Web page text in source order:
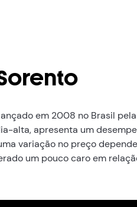
em 2008 no Brasil
alta, apresenta um
variação no preço
um pouco caro em